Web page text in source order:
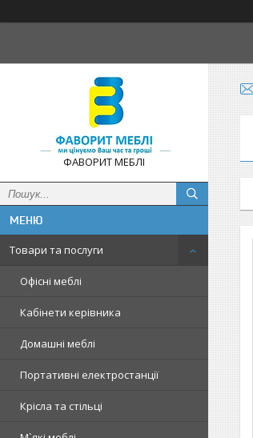
ФАВОРИТ МЕБЛІ
Товари та послуги
Офісні меблі
Кабінети керівника
Домашні меблі
Портативні електростанції
Крісла та стільці